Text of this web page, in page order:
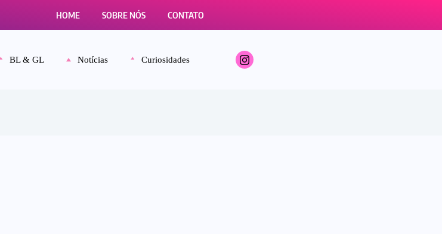
HOME SOBRE NÓS CONTATO
BL & GL Notícias Curiosidades